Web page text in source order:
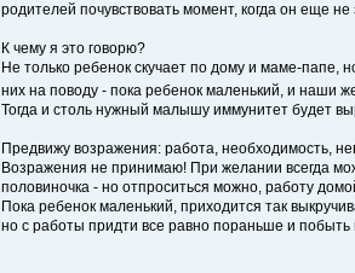
родителей почувствовать момент, когда он еще
К чему я это говорю?
Не только ребенок скучает по дому и маме-папе,
них на поводу - пока ребенок маленький, и наши
Тогда и столь нужный малышу иммунитет будет
Предвижу возражения: работа, необходимость,
Возражения не принимаю! При желании всегда
половиночка - но отпроситься можно, работу
Пока ребенок маленький, приходится так
но с работы придти все равно пораньше и